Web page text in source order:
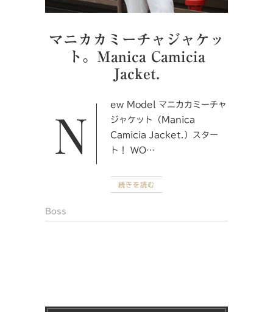
マニカカミーチャジャケッ
ト。Manica Camicia
Jacket.
New Model マニカカミーチャ
ジャケット（Manica
Camicia Jacket.）スター
ト！ WO…
続きを読む
Boss